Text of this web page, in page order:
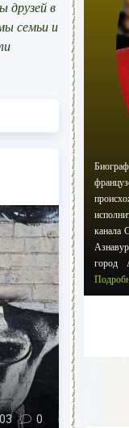
друзей в
семьи и
0
канала
город